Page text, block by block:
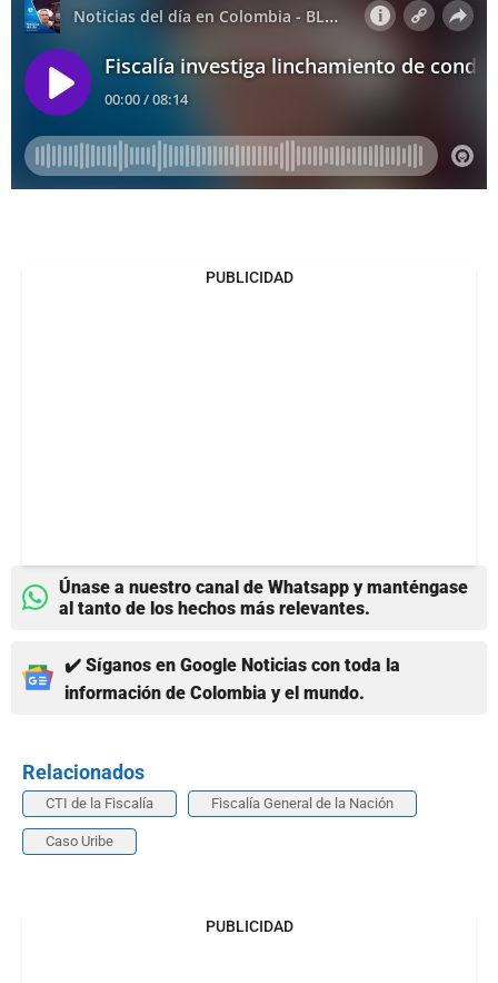
PUBLICIDAD
Únase a nuestro canal de Whatsapp y manténgase
al tanto de los hechos más relevantes.
✔️ Síganos en Google Noticias con toda la
información de Colombia y el mundo.
Relacionados
CTI de la Fiscalía Fiscalía General de la Nación
Caso Uribe
PUBLICIDAD